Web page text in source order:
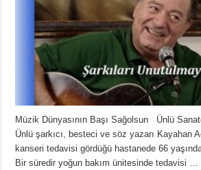
Müzik Dünyasının Başı Sağolsun Ünlü
Ünlü şarkıcı, besteci ve söz yazarı Kayahan
kanseri tedavisi gördüğü hastanede 66
Bir süredir yoğun bakım ünitesinde tedavisi …